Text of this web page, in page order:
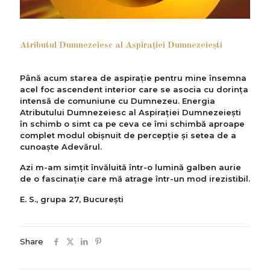
Atributul Dumnezeiesc al Aspiraţiei Dumnezeieşti
Până acum starea de aspiraţie pentru mine însemna
acel foc ascendent interior care se asocia cu dorinţa
intensă de comuniune cu Dumnezeu. Energia
Atributului Dumnezeiesc al Aspiraţiei Dumnezeieşti
în schimb o simt ca pe ceva ce îmi schimbă aproape
complet modul obișnuit de percepție şi setea de a
cunoaşte Adevărul.
Azi m-am simţit învăluită într-o lumină galben aurie
de o fascinaţie care mă atrage într-un mod irezistibil.
E. S., grupa 27, Bucureşti
Share